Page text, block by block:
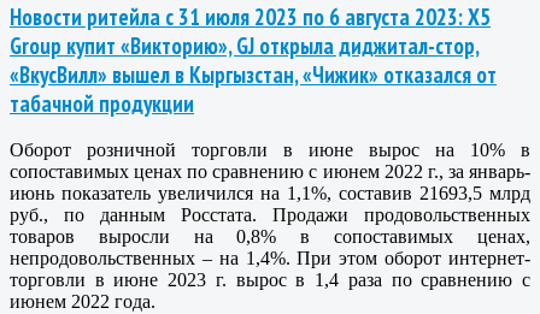
Новости ритейла с 31 июля 2023 по 6 августа 2023: X5
Group купит «Викторию», GJ открыла диджитал-стор,
«ВкусВилл» вышел в Кыргызстан, «Чижик» отказался от
табачной продукции
Оборот розничной торговли в июне вырос на 10% в
сопоставимых ценах по сравнению с июнем 2022 г., за январь-
июнь показатель увеличился на 1,1%, составив 21693,5 млрд
руб., по данным Росстата. Продажи продовольственных
товаров выросли на 0,8% в сопоставимых ценах,
непродовольственных – на 1,4%. При этом оборот интернет-
торговли в июне 2023 г. вырос в 1,4 раза по сравнению с
июнем 2022 года.